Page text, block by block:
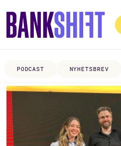
PODCAST NYHETSBREV
Tag:
cybersikkerhet